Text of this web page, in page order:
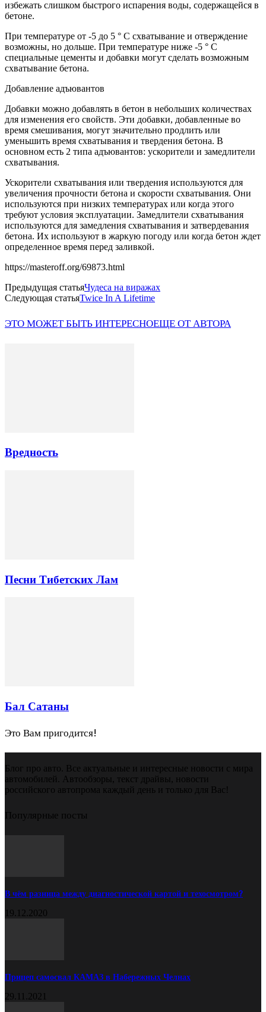
избежать слишком быстрого испарения воды, содержащейся в
бетоне.
При температуре от -5 до 5 ° C схватывание и отверждение
возможны, но дольше. При температуре ниже -5 ° C
специальные цементы и добавки могут сделать возможным
схватывание бетона.
Добавление адъювантов
Добавки можно добавлять в бетон в небольших количествах
для изменения его свойств. Эти добавки, добавленные во
время смешивания, могут значительно продлить или
уменьшить время схватывания и твердения бетона. В
основном есть 2 типа адъювантов: ускорители и замедлители
схватывания.
Ускорители схватывания или твердения используются для
увеличения прочности бетона и скорости схватывания. Они
используются при низких температурах или когда этого
требуют условия эксплуатации. Замедлители схватывания
используются для замедления схватывания и затвердевания
бетона. Их используют в жаркую погоду или когда бетон ждет
определенное время перед заливкой.
https://masteroff.org/69873.html
Предыдущая статьяЧудеса на виражах
Следующая статьяTwice In A Lifetime
ЭТО МОЖЕТ БЫТЬ ИНТЕРЕСНОЕЩЕ ОТ АВТОРА
Вредность
Песни Тибетских Лам
Бал Сатаны
Это Вам пригодится!
Блог про авто. Все актуальные и интересные новости с мира
автомобилей. Автообзоры, текст драйвы, новости
российского автопрома каждый день и только для Вас!
Популярные посты
В чём разница между диагностической картой и техосмотром?
19.12.2020
Прицеп самосвал КАМАЗ в Набережных Челнах
29.11.2021